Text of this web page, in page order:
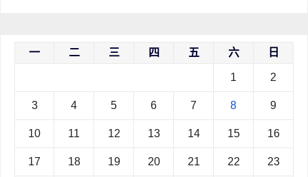
一 二 三 四 五 六 日
1 2
3 4 5 6 7 8 9
10 11 12 13 14 15 16
17 18 19 20 21 22 23